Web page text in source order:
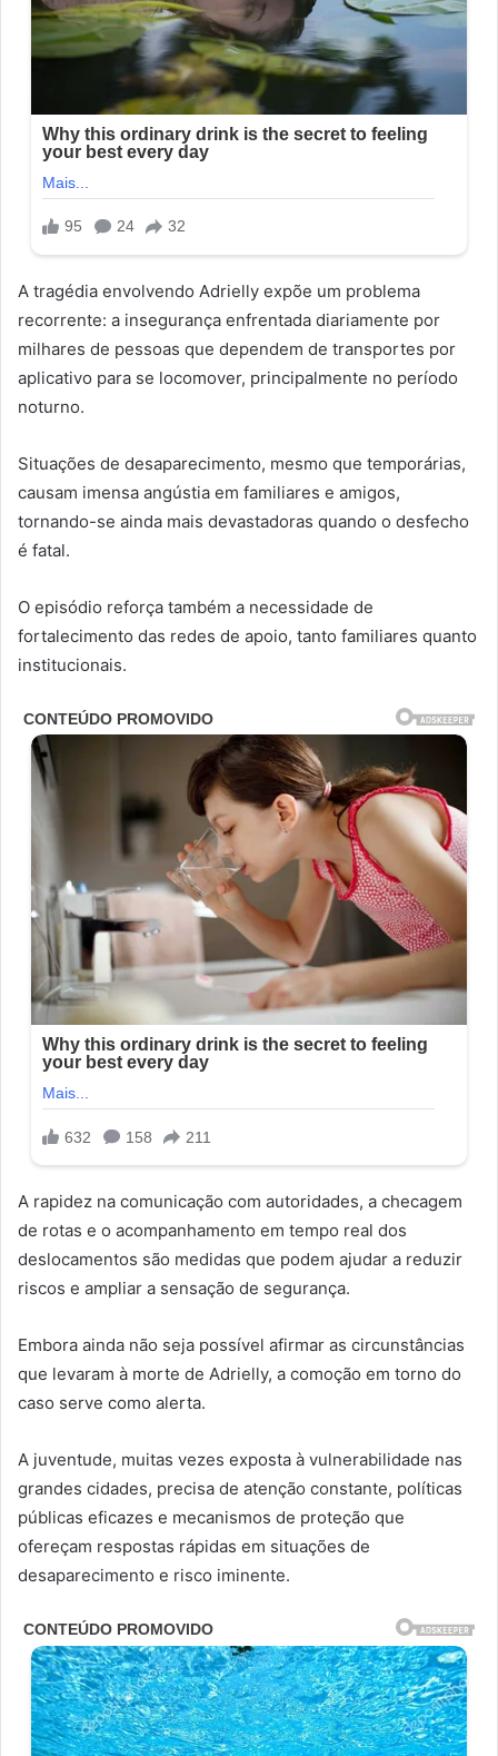
A tragédia envolvendo Adrielly expõe um problema
recorrente: a insegurança enfrentada diariamente por
milhares de pessoas que dependem de transportes por
aplicativo para se locomover, principalmente no período
noturno.
Situações de desaparecimento, mesmo que temporárias,
causam imensa angústia em familiares e amigos,
tornando-se ainda mais devastadoras quando o desfecho
é fatal.
O episódio reforça também a necessidade de
fortalecimento das redes de apoio, tanto familiares quanto
institucionais.
A rapidez na comunicação com autoridades, a checagem
de rotas e o acompanhamento em tempo real dos
deslocamentos são medidas que podem ajudar a reduzir
riscos e ampliar a sensação de segurança.
Embora ainda não seja possível afirmar as circunstâncias
que levaram à morte de Adrielly, a comoção em torno do
caso serve como alerta.
A juventude, muitas vezes exposta à vulnerabilidade nas
grandes cidades, precisa de atenção constante, políticas
públicas eficazes e mecanismos de proteção que
ofereçam respostas rápidas em situações de
desaparecimento e risco iminente.